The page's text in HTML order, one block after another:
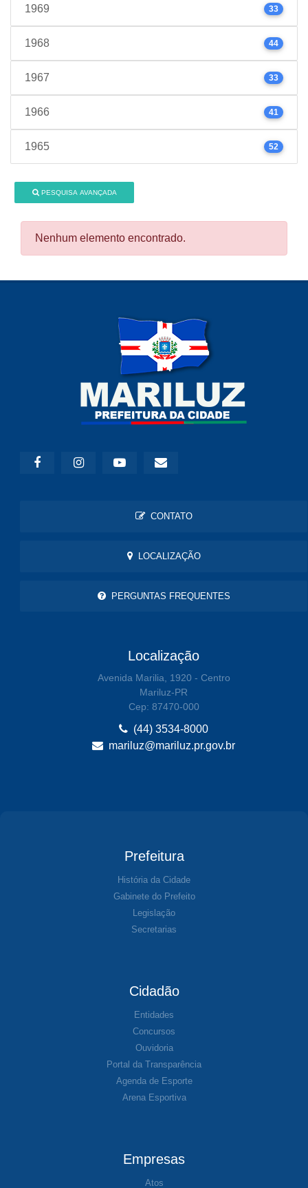
1969 33
1968 44
1967 33
1966 41
1965 52
PESQUISA AVANÇADA
Nenhum elemento encontrado.
CONTATO
LOCALIZAÇÃO
PERGUNTAS FREQUENTES
Localização
Avenida Marilia, 1920 - Centro
Mariluz-PR
Cep: 87470-000
(44) 3534-8000
mariluz@mariluz.pr.gov.br
Prefeitura
História da Cidade
Gabinete do Prefeito
Legislação
Secretarias
Cidadão
Entidades
Concursos
Ouvidoria
Portal da Transparência
Agenda de Esporte
Arena Esportiva
Empresas
Atos